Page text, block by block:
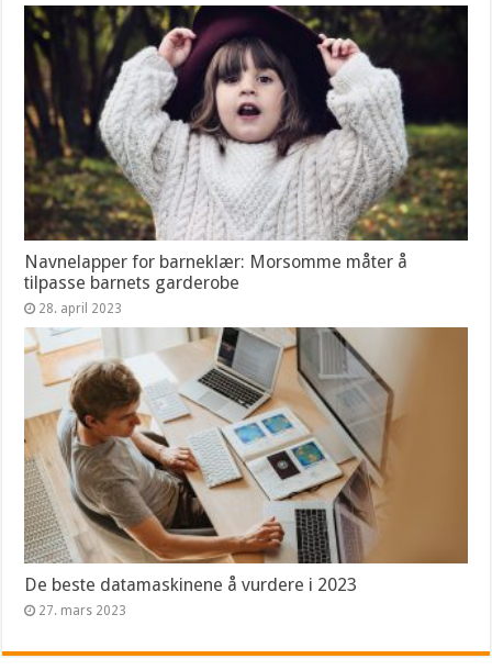
Navnelapper for barneklær: Morsomme måter å
tilpasse barnets garderobe
28. april 2023
De beste datamaskinene å vurdere i 2023
27. mars 2023